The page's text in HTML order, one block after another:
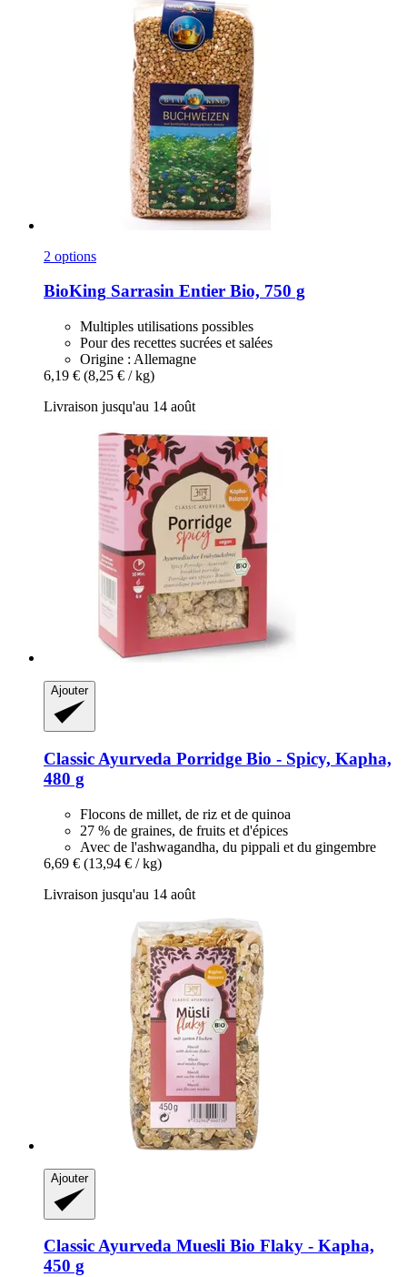
2 options
BioKing Sarrasin Entier Bio, 750 g
Multiples utilisations possibles
Pour des recettes sucrées et salées
Origine : Allemagne
6,19 € (8,25 € / kg)
Livraison jusqu'au 14 août
Ajouter
Classic Ayurveda Porridge Bio -​ Spicy, Kapha,
480 g
Flocons de millet, de riz et de quinoa
27 % de graines, de fruits et d'épices
Avec de l'ashwagandha, du pippali et du gingembre
6,69 € (13,94 € / kg)
Livraison jusqu'au 14 août
Ajouter
Classic Ayurveda Muesli Bio Flaky -​ Kapha,
450 g